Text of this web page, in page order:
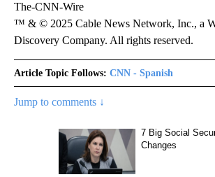
The-CNN-Wire
™ & © 2025 Cable News Network, Inc., a
Discovery Company. All rights reserved.
Article Topic Follows: CNN - Spanish
Jump to comments ↓